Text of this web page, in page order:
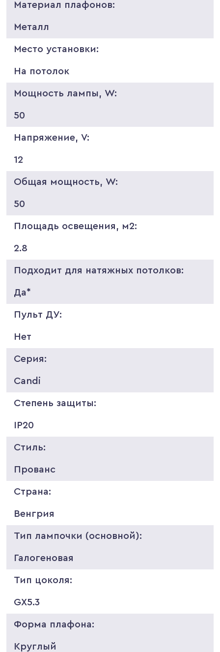
Материал плафонов:
Металл
Место установки:
На потолок
Мощность лампы, W:
50
Напряжение, V:
12
Общая мощность, W:
50
Площадь освещения, м2:
2.8
Подходит для натяжных потолков:
Да*
Пульт ДУ:
Нет
Серия:
Candi
Степень защиты:
IP20
Стиль:
Прованс
Страна:
Венгрия
Тип лампочки (основной):
Галогеновая
Тип цоколя:
GX5.3
Форма плафона:
Круглый